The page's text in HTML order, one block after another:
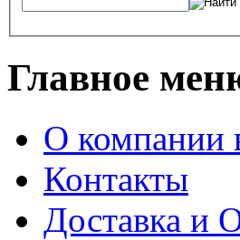
Главное
О компании
Контакты
Доставка и